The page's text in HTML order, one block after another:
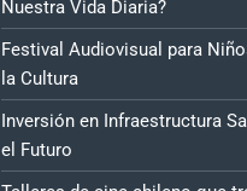
Nuestra Vida Diaria?
Festival Audiovisual para
la Cultura
Inversión en Infraestructura
el Futuro